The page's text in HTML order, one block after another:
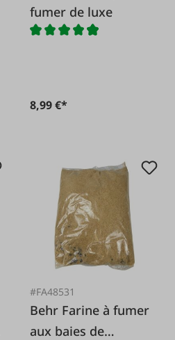
fumer de luxe
8,99 €*
#FA48531
Behr Farine à fumer
aux baies de